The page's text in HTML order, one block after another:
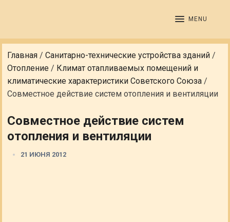
MENU
Главная /Санитарно-технические устройства зданий/
Отопление / Климат отапливаемых помещений и
климатические характеристики Советского Союза /
Совместное действие систем отопления и вентиляции
Совместное действие систем
отопления и вентиляции
21 ИЮНЯ 2012